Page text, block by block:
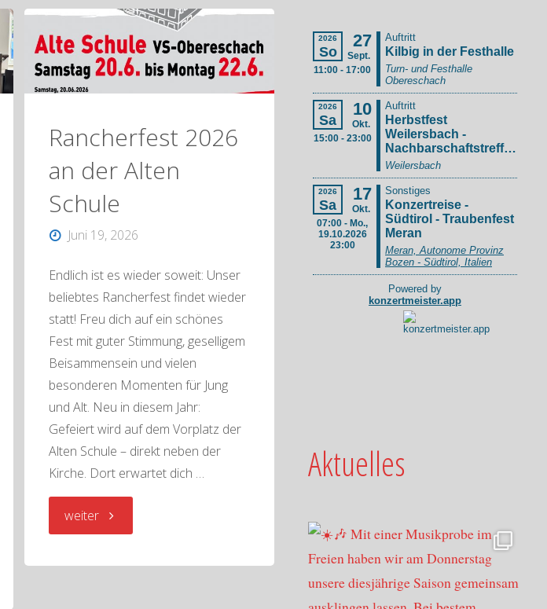
Rancherfest 2026
an der Alten
Schule
Juni 19, 2026
Endlich ist es wieder soweit: Unser
beliebtes Rancherfest findet wieder
statt! Freu dich auf ein schönes
Fest mit guter Stimmung, geselligem
Beisammensein und vielen
besonderen Momenten für Jung
und Alt. Neu in diesem Jahr:
Gefeiert wird auf dem Vorplatz der
Alten Schule – direkt neben der
Kirche. Dort erwartet dich …
weiter"Rancherfest
Aktuelles